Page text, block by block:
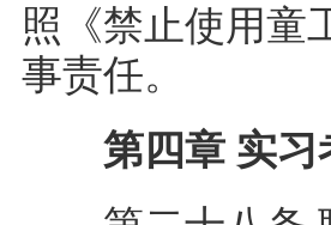
照《禁止使用童
事责任。
第四章 实